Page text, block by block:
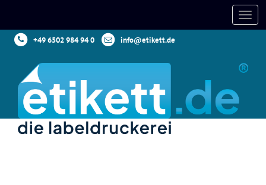
+49 6502 984 94 0 info@etikett.de